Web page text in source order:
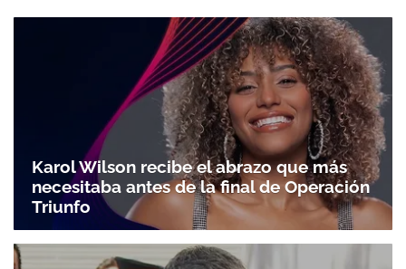
Karol Wilson recibe el abrazo que más
necesitaba antes de la final de Operación
Triunfo